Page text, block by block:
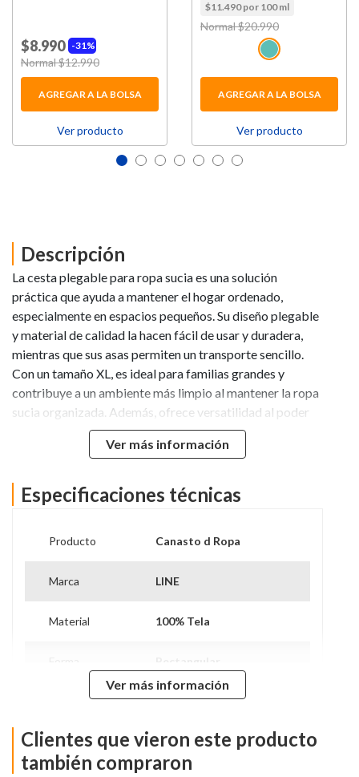
31%
$8.990
Price reduced from
Normal $12.990
AGREGAR A LA BOLSA
Ver producto
$11.490 por 100 ml
Price reduced from
Normal $20.990
AGREGAR A LA BOLSA
Ver producto
Descripción
La cesta plegable para ropa sucia es una solución
práctica que ayuda a mantener el hogar ordenado,
especialmente en espacios pequeños. Su diseño plegable
y material de calidad la hacen fácil de usar y duradera,
mientras que sus asas permiten un transporte sencillo.
Con un tamaño XL, es ideal para familias grandes y
contribuye a un ambiente más limpio al mantener la ropa
sucia organizada. Además, ofrece versatilidad al poder
usarse para almacenar toallas o juguetes, optimizando
así el espacio en diversas áreas del hogar.
Ver más información
Especificaciones técnicas
Producto Canasto d Ropa
Marca LINE
Material 100% Tela
Hecho en China
Garantía
Proveedor
90 días
Ver más información
Clientes que vieron este producto
también compraron